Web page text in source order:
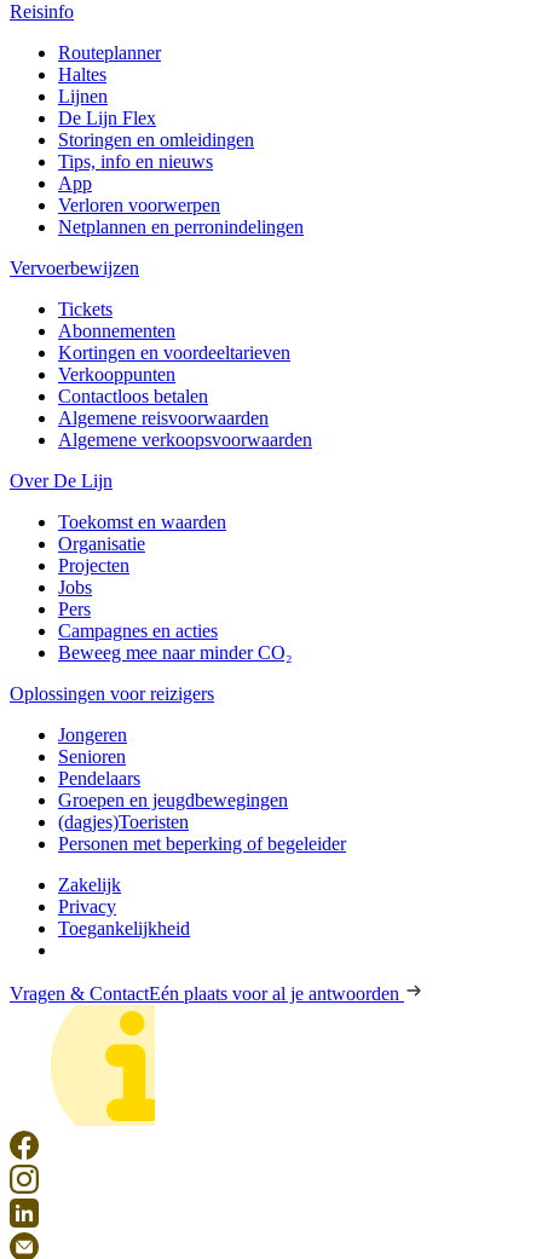
Reisinfo
Routeplanner
Haltes
Lijnen
De Lijn Flex
Storingen en omleidingen
Tips, info en nieuws
App
Verloren voorwerpen
Netplannen en perronindelingen
Vervoerbewijzen
Tickets
Abonnementen
Kortingen en voordeeltarieven
Verkooppunten
Contactloos betalen
Algemene reisvoorwaarden
Algemene verkoopsvoorwaarden
Over De Lijn
Toekomst en waarden
Organisatie
Projecten
Jobs
Pers
Campagnes en acties
Beweeg mee naar minder CO₂
Oplossingen voor reizigers
Jongeren
Senioren
Pendelaars
Groepen en jeugdbewegingen
(dagjes)Toeristen
Personen met beperking of begeleider
Zakelijk
Privacy
Toegankelijkheid
Vragen & ContactEén plaats voor al je antwoorden